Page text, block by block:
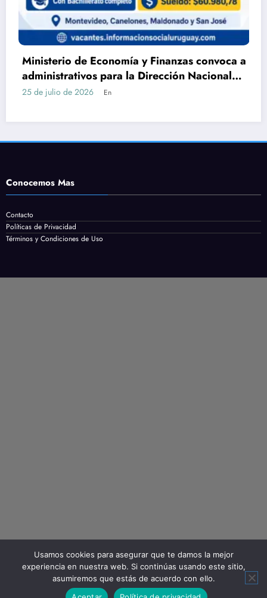
y Finanzas convoca a
la Dirección Nacional
DGEIP abre
Servicio en
Conocemos Mas
Contacto
Políticas de Privacidad
Términos y Condiciones de Uso
Usamos cookies para asegurar que te damos la mejor
experiencia en nuestra web. Si continúas usando este sitio,
asumiremos que estás de acuerdo con ello.